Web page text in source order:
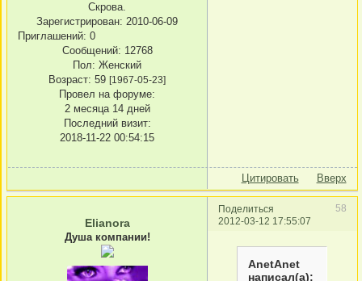
Скрова.
Зарегистрирован: 2010-06-09
Приглашений: 0
Сообщений: 12768
Пол: Женский
Возраст: 59 [1967-05-23]
Провел на форуме:
2 месяца 14 дней
Последний визит:
2018-11-22 00:54:15
Цитировать Вверх
Поделиться
58
2012-03-12 17:55:07
Elianora
Душа компании!
AnetAnet
написал(а):